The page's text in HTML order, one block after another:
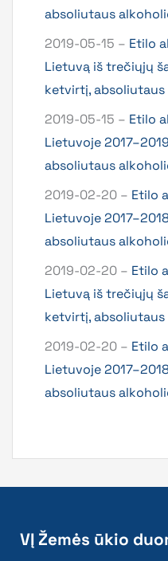
absoliutaus
2019-05-15 – Etilo
Lietuvą iš trečiųjų
ketvirtį,
2019-05-15 – Etilo
Lietuvoje
absoliutaus
2019-02-20 – Etilo
Lietuvoje
absoliutaus
2019-02-20 – Etilo
Lietuvą iš trečiųjų
ketvirtį,
2019-02-20 – Etilo
Lietuvoje
absoliutaus
VĮ Žemės ūkio